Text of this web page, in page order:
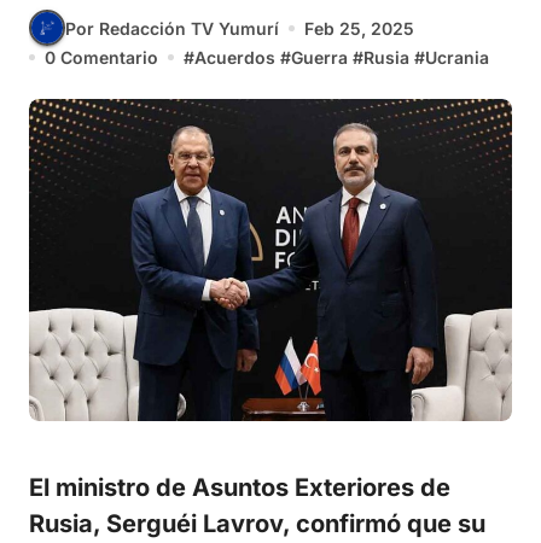
Por Redacción TV Yumurí
Feb 25, 2025
0 Comentario
#Acuerdos #Guerra #Rusia #Ucrania
El ministro de Asuntos Exteriores de
Rusia, Serguéi Lavrov, confirmó que su